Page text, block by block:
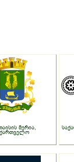
მერია,